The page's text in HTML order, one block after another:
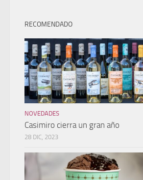
RECOMENDADO
NOVEDADES
Casimiro cierra un gran año
28 DIC, 2023